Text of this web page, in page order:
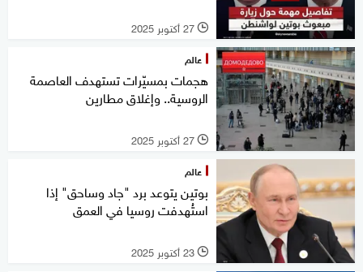
l 27 أكتوبر 2025
عالم
هجمات بمسيّرات تستهدف العاصمة
الروسية.. وإغلاق مطارين
l 27 أكتوبر 2025
عالم
بوتين يتوعد برد "جاد وساحق" إذا
استُهدفت روسيا في العمق
l 23 أكتوبر 2025